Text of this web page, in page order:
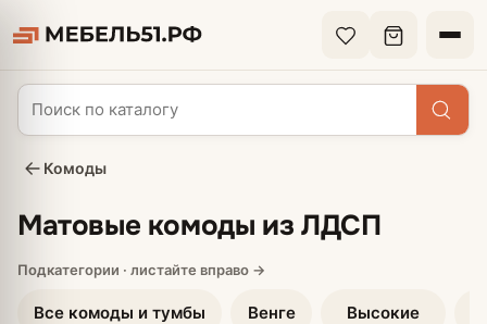
Комоды
Матовые комоды из ЛДСП
Все комоды и тумбы Венге Высокие